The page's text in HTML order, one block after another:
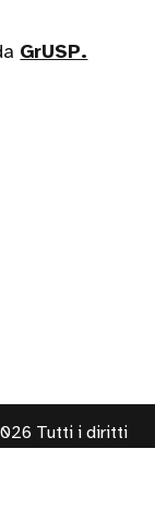
GrUSP.
Tutti i diritti